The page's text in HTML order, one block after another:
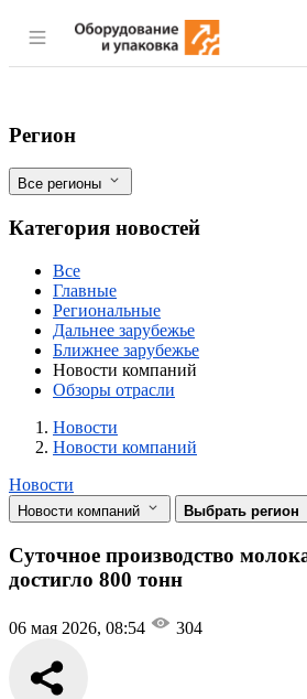
Раздел навигации по
Суточное
Фильтры
Регион
Все регионы
Категория новостей
Все
Главные
Региональные
Дальнее зарубежье
Ближнее зарубежье
Новости компаний
Обзоры отрасли
Новости
Разделы
Новости
Новости компаний
Новости
Новости компаний Выбрать регион
Суточное производство
достигло 800 тонн
06 мая 2026, 08:54 304